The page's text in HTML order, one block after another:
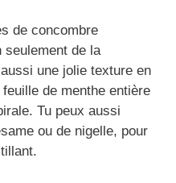
de concombre
seulement de la
une jolie texture en
de menthe entière
Tu peux aussi
ou de nigelle, pour